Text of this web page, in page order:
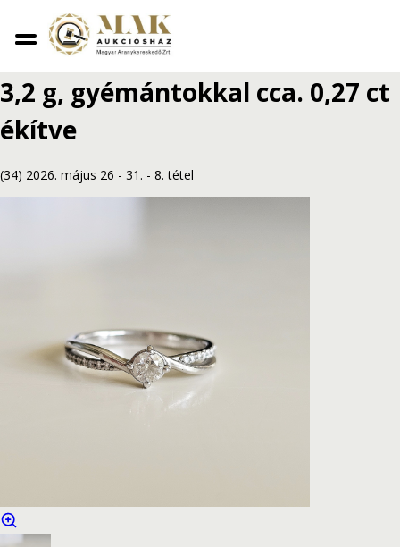
Platina briliáns eljegyzési gyűrű
3,2 g, gyémántokkal cca. 0,27 ct
ékítve
(34) 2026. május 26 - 31. - 8. tétel